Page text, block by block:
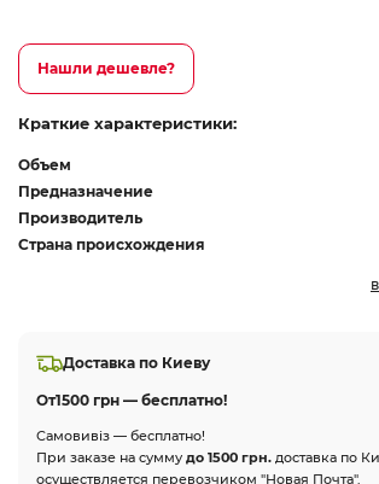
Нашли дешевле?
Краткие характеристики:
Объем
Предназначение
Производитель
Страна происхождения
Доставка по Киеву
От1500 грн — бесплатно!
Самовивіз — бесплатно!
При заказе на сумму до 1500 грн. доставка по
осуществляется перевозчиком "Новая Почта".